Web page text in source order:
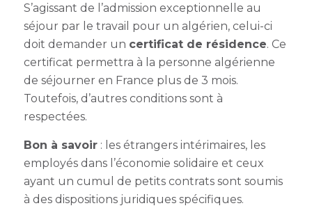
S’agissant de l ’admission exceptionnelle au
séjour par le travail pour un algérien, celui-ci
doit demander un certificat de résidence. Ce
certificat permettra à la personne algérienne
de séjourner en France plus de 3 mois.
Toutefois, d’autres conditions sont à
respectées.
Bon à savoir: les étrangers intérimaires, les
employés dans l’économie solidaire et ceux
ayant un cumul de petits contrats sont soumis
à des dispositions juridiques spécifiques.